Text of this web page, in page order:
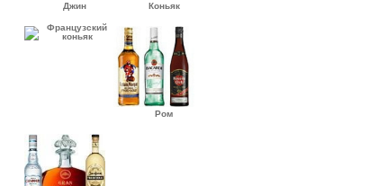
Джин Коньяк
Французский
коньяк
Ром